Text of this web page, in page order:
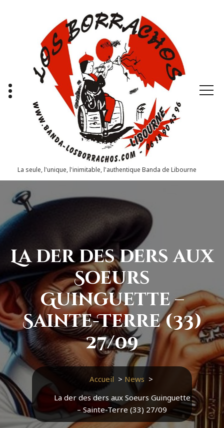
La seule, l'unique, l'inimitable, l'authentique Banda de Libourne
La der des ders aux
Soeurs
Guinguette –
Sainte-Terre (33)
27/09
Accueil > News >
La der des ders aux Soeurs Guinguette
– Sainte-Terre (33) 27/09